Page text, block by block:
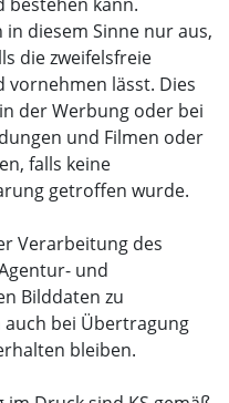
diesem Sinne nur aus,
die zweifelsfreie
vornehmen lässt. Dies
der Werbung oder bei
und Filmen oder
falls keine
getroffen wurde.
Verarbeitung des
und
Bilddaten zu
auch bei Übertragung
bleiben.